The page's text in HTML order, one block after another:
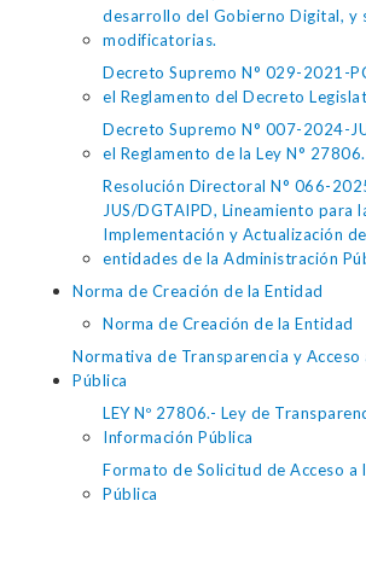
desarrollo del Gobierno Digital, y
modificatorias.
Decreto Supremo N° 029-2021-
el Reglamento del Decreto
Decreto Supremo N° 007-2024-
el Reglamento de la Ley N° 27806.
Resolución Directoral N° 066-
JUS/DGTAIPD, Lineamiento para
Implementación y Actualización
entidades de la Administración
Norma de Creación de la Entidad
Norma de Creación de la Entidad
Normativa de Transparencia y Acceso
Pública
LEY Nº 27806.- Ley de
Información Pública
Formato de Solicitud de Acceso a
Pública